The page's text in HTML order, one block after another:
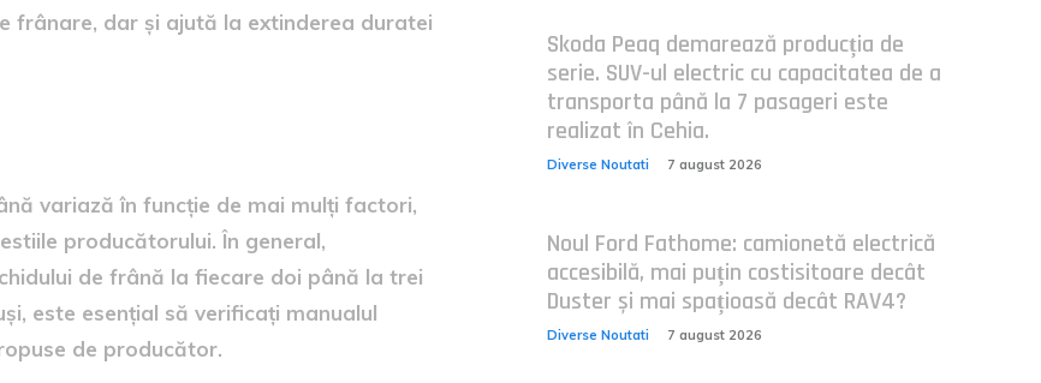
frânare, dar și ajută la extinderea duratei
variază în funcție de mai mulți factori,
producătorului. În general,
de frână la fiecare doi până la trei
este esențial să verificați manualul
de producător.
Skoda Peaq demarează producția de
serie. SUV-ul electric cu capacitatea de a
transporta până la 7 pasageri este
realizat în Cehia.
Diverse Noutati 7 august 2026
Noul Ford Fathome: camionetă electrică
accesibilă, mai puțin costisitoare decât
Duster și mai spațioasă decât RAV4?
Diverse Noutati 7 august 2026